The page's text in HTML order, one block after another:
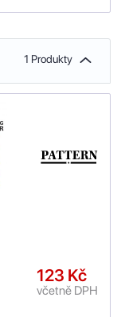
1 Produkty
123 Kč
včetně DPH